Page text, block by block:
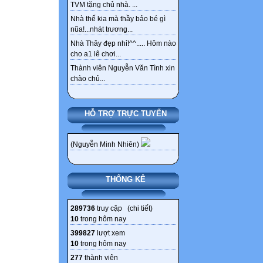
TVM tặng chủ nhà. ...
Nhà thế kia mà thầy bảo bé gì
nũa!...nhát trương...
Nhà Thây đẹp nhỉ!^^..... Hôm nào
cho a1 lê chơi...
Thành viên Nguyễn Văn Tình xin
chào chủ...
HỖ TRỢ TRỰC TUYẾN
(Nguyễn Minh Nhiên)
THỐNG KÊ
289736 truy cập (chi tiết)
10 trong hôm nay
399827 lượt xem
10 trong hôm nay
277 thành viên